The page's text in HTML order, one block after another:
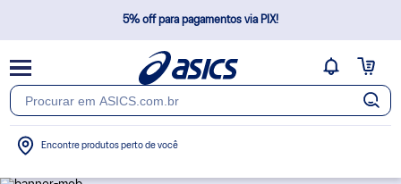
5% off para pagamentos via PIX!
Frete Grátis Brasil*
Não cobramos taxas extras após a confirmação do pedido
Encontre produtos perto de você